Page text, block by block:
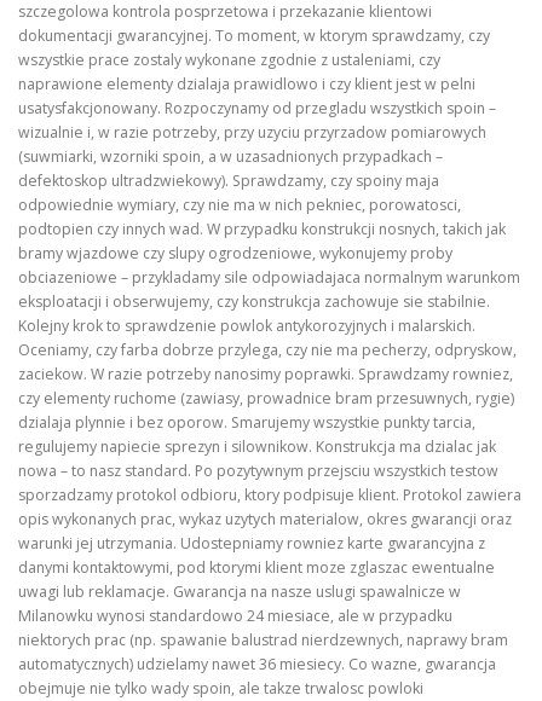
szczegolowa kontrola posprzetowa i przekazanie klientowi
dokumentacji gwarancyjnej. To moment, w ktorym sprawdzamy, czy
wszystkie prace zostaly wykonane zgodnie z ustaleniami, czy
naprawione elementy dzialaja prawidlowo i czy klient jest w pelni
usatysfakcjonowany. Rozpoczynamy od przegladu wszystkich spoin –
wizualnie i, w razie potrzeby, przy uzyciu przyrzadow pomiarowych
(suwmiarki, wzorniki spoin, a w uzasadnionych przypadkach –
defektoskop ultradzwiekowy). Sprawdzamy, czy spoiny maja
odpowiednie wymiary, czy nie ma w nich pekniec, porowatosci,
podtopien czy innych wad. W przypadku konstrukcji nosnych, takich jak
bramy wjazdowe czy slupy ogrodzeniowe, wykonujemy proby
obciazeniowe – przykladamy sile odpowiadajaca normalnym warunkom
eksploatacji i obserwujemy, czy konstrukcja zachowuje sie stabilnie.
Kolejny krok to sprawdzenie powlok antykorozyjnych i malarskich.
Oceniamy, czy farba dobrze przylega, czy nie ma pecherzy, odpryskow,
zaciekow. W razie potrzeby nanosimy poprawki. Sprawdzamy rowniez,
czy elementy ruchome (zawiasy, prowadnice bram przesuwnych, rygie)
dzialaja plynnie i bez oporow. Smarujemy wszystkie punkty tarcia,
regulujemy napiecie sprezyn i silownikow. Konstrukcja ma dzialac jak
nowa – to nasz standard. Po pozytywnym przejsciu wszystkich testow
sporzadzamy protokol odbioru, ktory podpisuje klient. Protokol zawiera
opis wykonanych prac, wykaz uzytych materialow, okres gwarancji oraz
warunki jej utrzymania. Udostepniamy rowniez karte gwarancyjna z
danymi kontaktowymi, pod ktorymi klient moze zglaszac ewentualne
uwagi lub reklamacje. Gwarancja na nasze uslugi spawalnicze w
Milanowku wynosi standardowo 24 miesiace, ale w przypadku
niektorych prac (np. spawanie balustrad nierdzewnych, naprawy bram
automatycznych) udzielamy nawet 36 miesiecy. Co wazne, gwarancja
obejmuje nie tylko wady spoin, ale takze trwalosc powloki